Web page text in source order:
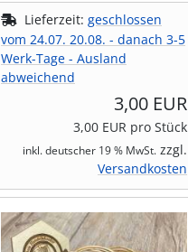
Lieferzeit: geschlossen
vom 24.07. 20.08. - danach 3-5
Werk-Tage - Ausland
abweichend
3,00 EUR
3,00 EUR pro Stück
inkl. deutscher 19 % MwSt. zzgl.
Versandkosten